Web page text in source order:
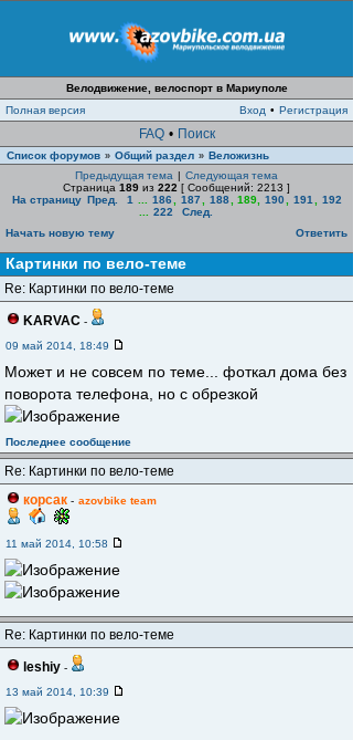
Велодвижение, велоспорт в Мариуполе
Полная версия
Вход • Регистрация
FAQ • Поиск
Список форумов » Общий раздел » Веложизнь
Предыдущая тема | Следующая тема
Страница 189 из 222 [ Сообщений: 2213 ]
На страницу Пред. 1 186 187 188 189, 190 191
192
222
След.
Начать новую тему
Ответить
Картинки по вело-теме
Re: Картинки по вело-теме
KARVAC -
09 май 2014, 18:49
Может и не совсем по теме... фоткал дома без
поворота телефона, но с обрезкой
Последнее сообщение
Re: Картинки по вело-теме
корсак - azovbike team
11 май 2014, 10:58
Re: Картинки по вело-теме
leshiy -
13 май 2014, 10:39